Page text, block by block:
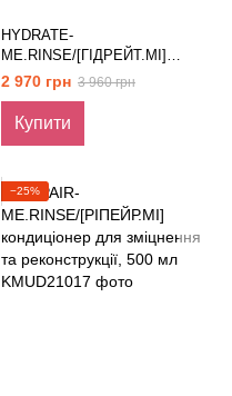
HYDRATE-
ME.RINSE/[ГІДРЕЙТ.МІ]
бальзам для інтенсивного
зволоження, 500 мл
2 970 грн 3 960 грн
Купити
−25%